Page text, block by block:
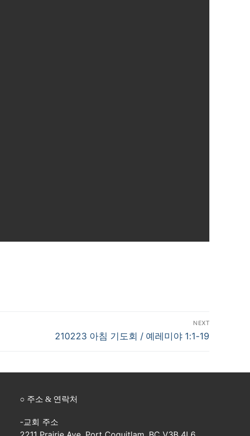
NEXT
Next
210223 아침 기도회 / 예레미야 1:1-19
○ 주소 & 연락처
-교회 주소